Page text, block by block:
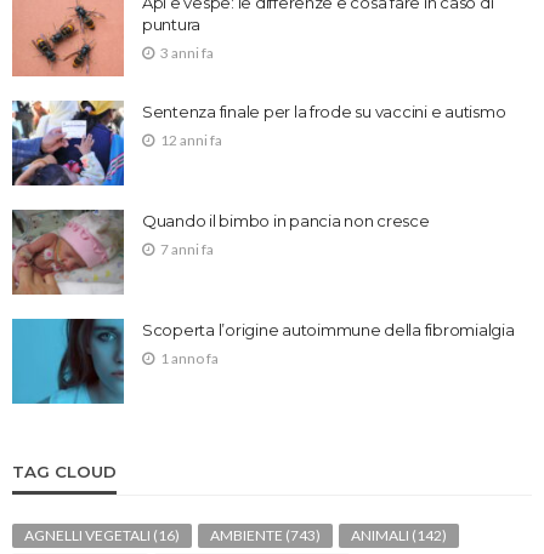
puntura
3 anni fa
Sentenza finale per la frode su vaccini e autismo
12 anni fa
Quando il bimbo in pancia non cresce
7 anni fa
Scoperta l’origine autoimmune della fibromialgia
1 anno fa
TAG CLOUD
AGNELLI VEGETALI (16) AMBIENTE (743) ANIMALI (142)